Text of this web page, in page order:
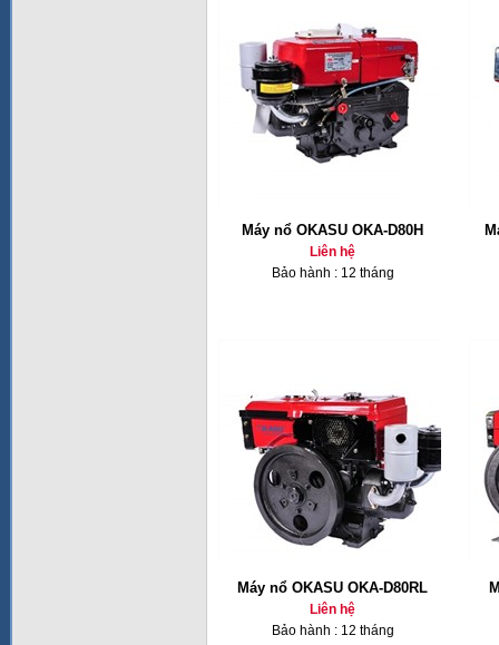
Máy nổ OKASU OKA-D80H
Liên hệ
Bảo hành : 12 tháng
Máy nổ OKASU OKA-D80RL
Liên hệ
Bảo hành : 12 tháng